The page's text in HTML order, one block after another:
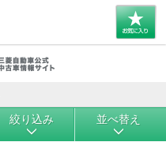
絞り込み 並べ替え